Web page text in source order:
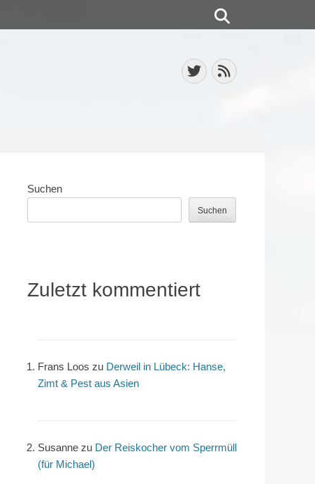
Twitter
Feed
Suchen
Suchen
Zuletzt kommentiert
Frans Loos zu Derweil in Lübeck: Hanse,
Zimt & Pest aus Asien
Susanne zu Der Reiskocher vom Sperrmüll
(für Michael)